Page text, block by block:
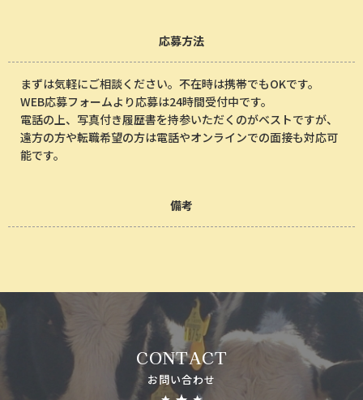
応募方法
まずは気軽にご相談ください。不在時は携帯でもOKです。
WEB応募フォームより応募は24時間受付中です。
電話の上、写真付き履歴書を持参いただくのがベストですが、
遠方の方や転職希望の方は電話やオンラインでの面接も対応可
能です。
備考
CONTACT
お問い合わせ